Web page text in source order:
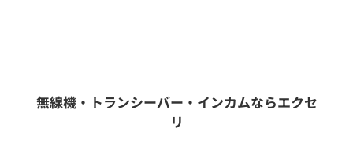
フリーワード入力(製品名等)
無線機・トランシーバー・インカムならエクセ
リ